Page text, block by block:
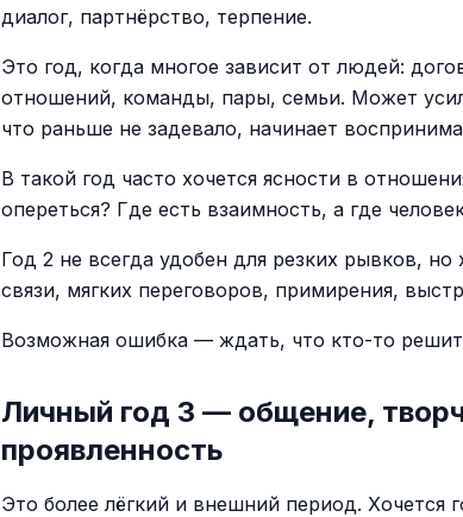
диалог, партнёрство, терпение.
Это год, когда многое зависит от людей:
отношений, команды, пары, семьи. Может
что раньше не задевало, начинает
В такой год часто хочется ясности в
опереться? Где есть взаимность, а где
Год 2 не всегда удобен для резких рывков,
связи, мягких переговоров, примирения,
Возможная ошибка — ждать, что кто-то решит
Личный год 3 — общение,
проявленность
Это более лёгкий и внешний период. Хочется